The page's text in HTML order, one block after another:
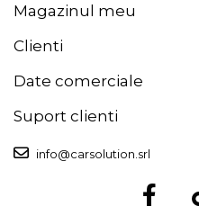
Magazinul meu
Clienti
Date comerciale
Suport clienti
info@carsolution.srl